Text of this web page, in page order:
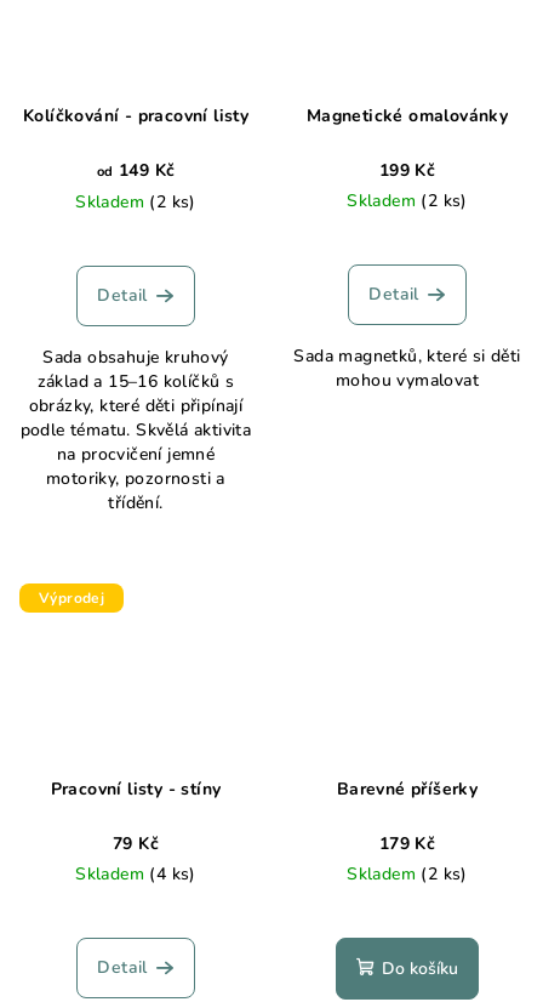
Kolíčkování - pracovní listy
od 149 Kč
Skladem (2 ks)
Detail
Sada obsahuje kruhový
základ a 15–16 kolíčků s
obrázky, které děti připínají
podle tématu. Skvělá aktivita
na procvičení jemné
motoriky, pozornosti a
třídění.
Magnetické omalovánky
199 Kč
Skladem (2 ks)
hodnocení
produktu
z
5
Detail
Sada magnetků, které si děti
mohou vymalovat
Výprodej
Pracovní listy - stíny
79 Kč
Skladem (4 ks)
Detail
Barevné příšerky
179 Kč
Skladem (2 ks)
Do košíku